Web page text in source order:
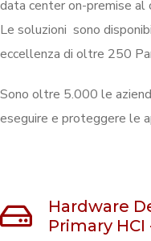
data center on-premise al
Le soluzioni sono
eccellenza di oltre 250
Sono oltre 5.000 le
eseguire e proteggere le
Hardware
Primary HCI